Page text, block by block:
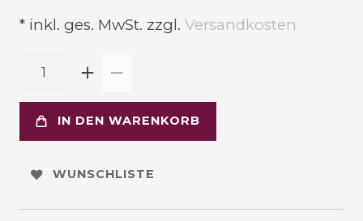
* inkl. ges. MwSt. zzgl. Versandkosten
IN DEN WARENKORB
WUNSCHLISTE